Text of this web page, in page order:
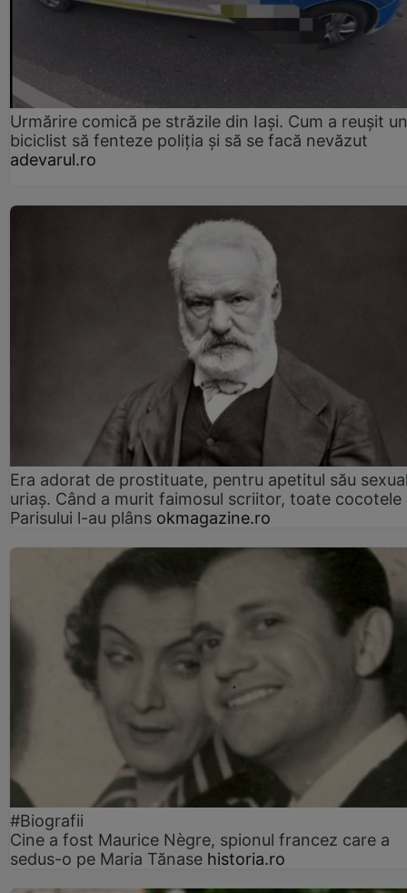
Urmărire comică pe străzile din Iași. Cum a reușit un
biciclist să fenteze poliția și să se facă nevăzut
adevarul.ro
Era adorat de prostituate, pentru apetitul său
uriaș. Când a murit faimosul scriitor, toate cocotele
Parisului l-au plâns okmagazine.ro
#Biografii
Cine a fost Maurice Nègre, spionul francez care a
sedus-o pe Maria Tănase historia.ro